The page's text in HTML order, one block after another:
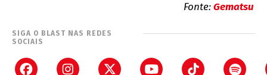
Fonte:Gematsu
SIGA O BLAST NAS REDES
SOCIAIS